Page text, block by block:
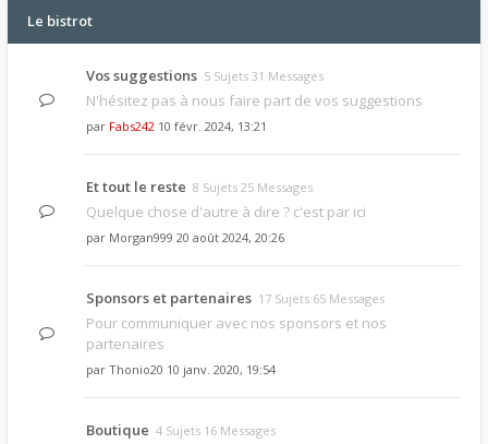
Le bistrot
Vos suggestions 5 Sujets 31 Messages
N'hésitez pas à nous faire part de vos suggestions
par Fabs242 10 févr. 2024, 13:21
Et tout le reste 8 Sujets 25 Messages
Quelque chose d'autre à dire ? c'est par ici
par Morgan999 20 août 2024, 20:26
Sponsors et partenaires 17 Sujets 65 Messages
Pour communiquer avec nos sponsors et nos
partenaires
par Thonio20 10 janv. 2020, 19:54
Boutique 4 Sujets 16 Messages